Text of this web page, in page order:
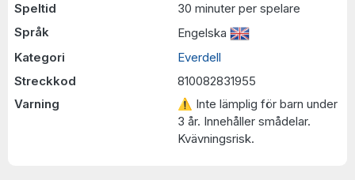
Speltid
30 minuter per spelare
Språk
Engelska
Kategori
Everdell
Streckkod
810082831955
Varning
⚠ Inte lämplig för barn under
3 år. Innehåller smådelar.
Kvävningsrisk.